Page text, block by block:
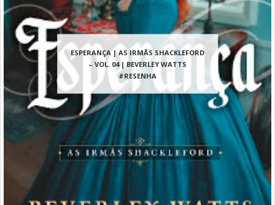
ESPERANÇA | AS IRMÃS SHACKLEFORD
– VOL. 04 | BEVERLEY WATTS
#RESENHA